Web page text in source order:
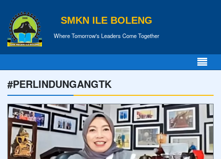
SMKN ILE BOLENG
Where Tomorrow's Leaders Come Together
#PERLINDUNGANGTK